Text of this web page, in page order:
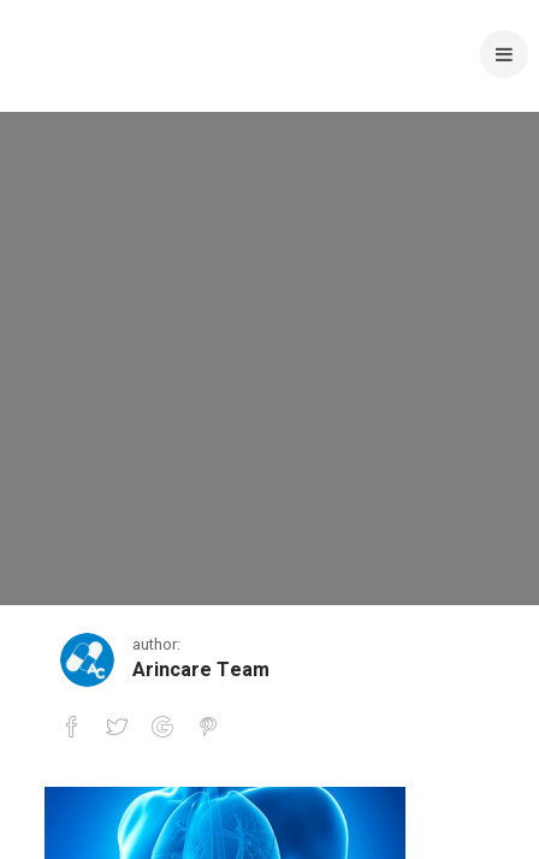
author:
Arincare Team
1